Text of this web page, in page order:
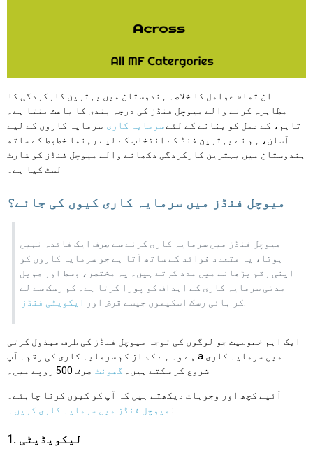
ان تمام عوامل کا خلاصہ ہندوستان میں بہترین کارکردگی کا
مظاہرہ کرنے والے میوچل فنڈز کی درجہ بندی کا باعث بنتا ہے۔
تاہم، کے عمل کو بنانے کے لئےسرمایہ کاری سرمایہ کاروں کے لیے
آسان، ہم نے بہترین فنڈ کے انتخاب کے لیے رہنما خطوط کے ساتھ
ہندوستان میں بہترین کارکردگی دکھانے والے میوچل فنڈز کو شارٹ
لسٹ کیا ہے۔
میوچل فنڈز میں سرمایہ کاری کیوں کی جائے؟
میوچل فنڈز میں سرمایہ کاری کرنے سے صرف ایک فائدہ نہیں
ہوتا، یہ متعدد فوائد کے ساتھ آتا ہے جو سرمایہ کاروں کو
اپنی رقم بڑھانے میں مدد کرتے ہیں۔ یہ مختصر، وسط اور طویل
مدتی سرمایہ کاری کے اہداف کو پورا کرتا ہے۔ کم رسک سے لے
کر ہائی رسک اسکیموں جیسے قرض اور
ایکویٹی فنڈز
ایک اہم خصوصیت جو لوگوں کی توجہ میوچل فنڈز کی طرف مبذول کرتی
ہے وہ ہے کم از کم سرمایہ کاری کی رقم۔ آپ a میں سرمایہ کاری
شروع کر سکتے ہیں۔
گھونٹ صرف 500 روپے میں۔
آئیے کچھ اور وجوہات دیکھتے ہیں کہ آپ کو کیوں کرنا چاہئے۔
میوچل فنڈز میں سرمایہ کاری کریں۔ :
1. لیکویڈیٹی